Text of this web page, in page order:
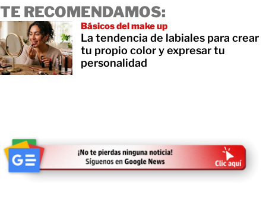
TE RECOMENDAMOS:
Básicos del make up
La tendencia de labiales para crear
tu propio color y expresar tu
personalidad